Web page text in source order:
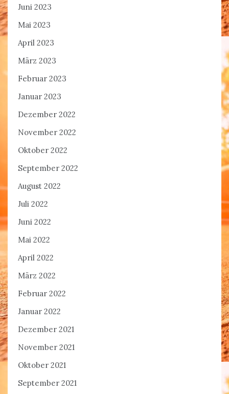
Juni 2023
Mai 2023
April 2023
März 2023
Februar 2023
Januar 2023
Dezember 2022
November 2022
Oktober 2022
September 2022
August 2022
Juli 2022
Juni 2022
Mai 2022
April 2022
März 2022
Februar 2022
Januar 2022
Dezember 2021
November 2021
Oktober 2021
September 2021